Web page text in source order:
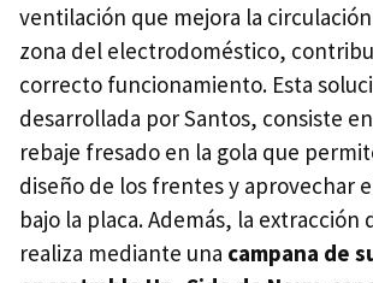
ventilación que mejora la
zona del electrodoméstico,
correcto funcionamiento. Esta
desarrollada por Santos, consiste
rebaje fresado en la gola que
diseño de los frentes y aprovechar
bajo la placa. Además, la extracción
realiza mediante una campana de